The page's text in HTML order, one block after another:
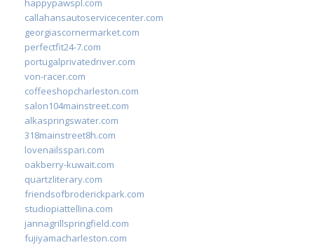
callahansautoservicecenter.com
georgiascornermarket.com
perfectfit24-7.com
portugalprivatedriver.com
von-racer.com
coffeeshopcharleston.com
salon104mainstreet.com
alkaspringswater.com
318mainstreet8h.com
lovenailsspari.com
oakberry-kuwait.com
quartzliterary.com
friendsofbroderickpark.com
studiopiattellina.com
jannagrillspringfield.com
fujiyamacharleston.com